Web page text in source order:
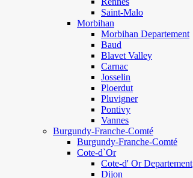
Saint-Malo
Morbihan
Morbihan Departement
Baud
Blavet Valley
Carnac
Josselin
Ploerdut
Pluvigner
Pontivy
Vannes
Burgundy-Franche-Comté
Burgundy-Franche-Comté
Cote-d`Or
Cote-d' Or Departement
Dijon